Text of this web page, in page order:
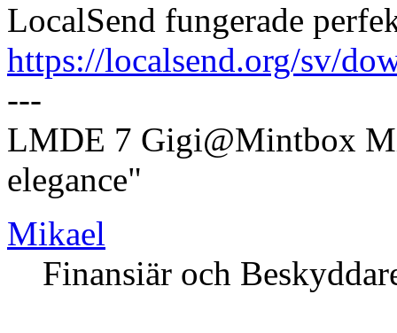
LocalSend fungerade
https://localsend.org/sv/
---
LMDE 7 Gigi@Mintbox
elegance"
Mikael
Finansiär och